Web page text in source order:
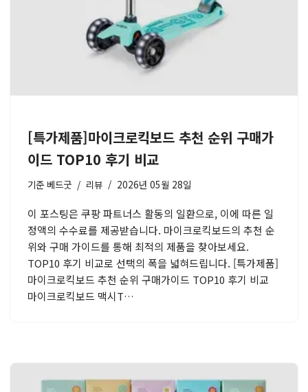
[특가제품]마이크로킥보드 추천 순위 구매가
이드 TOP10 후기 비교
기준 베드굿 리뷰 2026년 05월 28일
이 포스팅은 쿠팡 파트너스 활동의 일환으로, 이에 따른 일
정액의 수수료를 제공받습니다. 마이크로킥보드의 추천 순
위와 구매 가이드를 통해 최적의 제품을 찾아보세요.
TOP10 후기 비교로 선택의 폭을 넓혀드립니다. [특가제품]
마이크로킥보드 추천 순위 구매가이드 TOP10 후기 비교
마이크로킥보드 맥시T…